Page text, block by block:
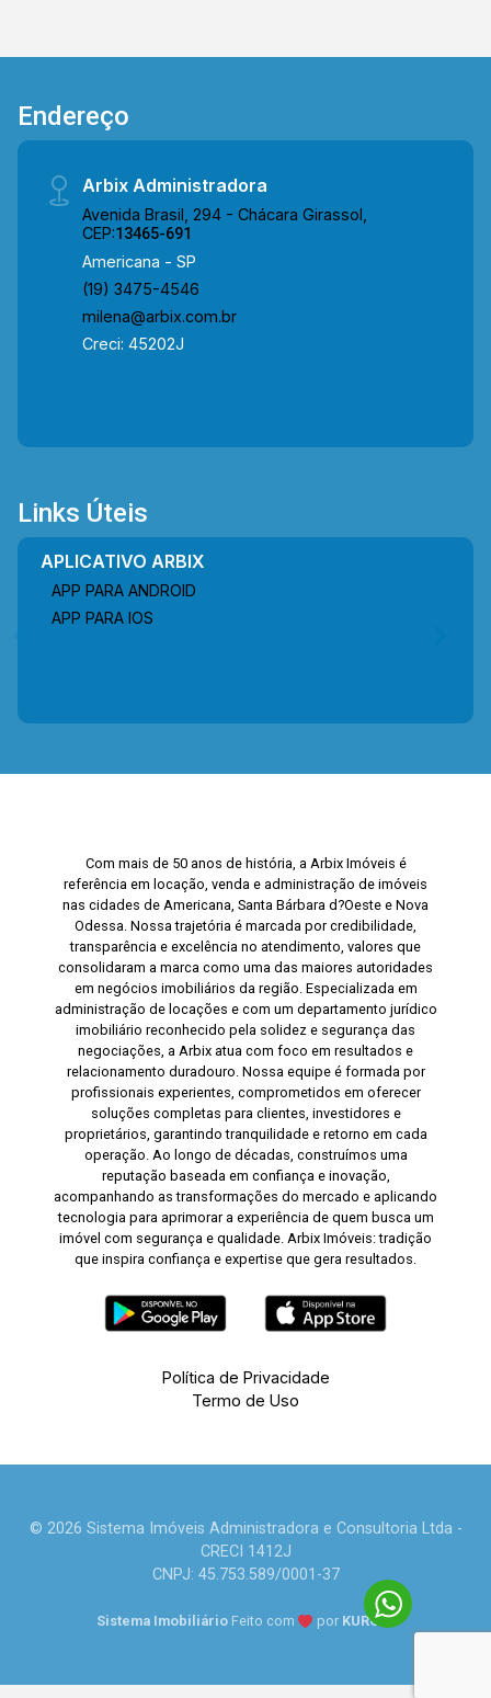
Endereço
Arbix Administradora
Avenida Brasil, 294 - Chácara Girassol,
CEP:13465-691
Americana - SP
(19) 3475-4546
milena@arbix.com.br
Creci: 45202J
Links Úteis
APLICATIVO ARBIX
APP PARA ANDROID
APP PARA IOS
Com mais de 50 anos de história, a Arbix Imóveis é
referência em locação, venda e administração de imóveis
nas cidades de Americana, Santa Bárbara d?Oeste e Nova
Odessa. Nossa trajetória é marcada por credibilidade,
transparência e excelência no atendimento, valores que
consolidaram a marca como uma das maiores autoridades
em negócios imobiliários da região. Especializada em
administração de locações e com um departamento jurídico
imobiliário reconhecido pela solidez e segurança das
negociações, a Arbix atua com foco em resultados e
relacionamento duradouro. Nossa equipe é formada por
profissionais experientes, comprometidos em oferecer
soluções completas para clientes, investidores e
proprietários, garantindo tranquilidade e retorno em cada
operação. Ao longo de décadas, construímos uma
reputação baseada em confiança e inovação,
acompanhando as transformações do mercado e aplicando
tecnologia para aprimorar a experiência de quem busca um
imóvel com segurança e qualidade. Arbix Imóveis: tradição
que inspira confiança e expertise que gera resultados.
Política de Privacidade
Termo de Uso
© 2026 Sistema Imóveis Administradora e Consultoria Ltda -
CRECI 1412J
CNPJ: 45.753.589/0001-37
Sistema Imobiliário Feito com por KUROLE